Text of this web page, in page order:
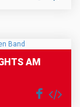
AM